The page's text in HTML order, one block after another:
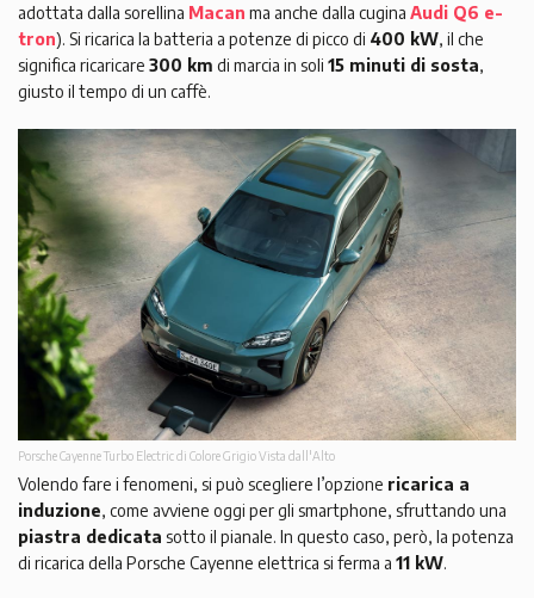
adottata dalla sorellina Macan ma anche dalla cugina Audi Q6 e-
tron). Si ricarica la batteria a potenze di picco di 400 kW, il che
significa ricaricare 300 km di marcia in soli 15 minuti di sosta,
giusto il tempo di un caffè.
Porsche Cayenne Turbo Electric di Colore Grigio Vista dall'Alto
Volendo fare i fenomeni, si può scegliere l’opzione ricarica a
induzione, come avviene oggi per gli smartphone, sfruttando una
piastra dedicata sotto il pianale. In questo caso, però, la potenza
di ricarica della Porsche Cayenne elettrica si ferma a 11 kW.